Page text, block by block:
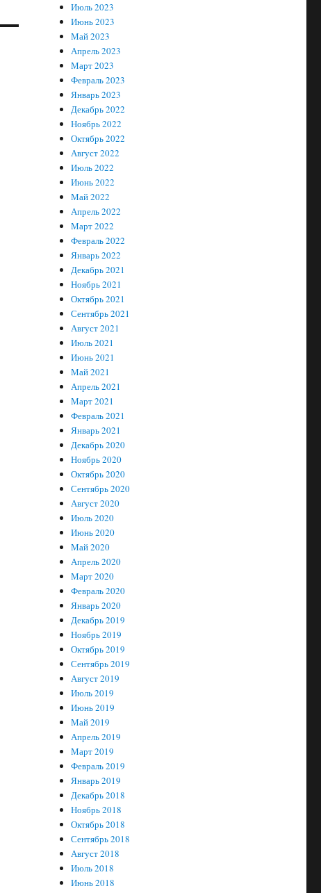
Июль 2023
Июнь 2023
Май 2023
Апрель 2023
Март 2023
Февраль 2023
Январь 2023
Декабрь 2022
Ноябрь 2022
Октябрь 2022
Август 2022
Июль 2022
Июнь 2022
Май 2022
Апрель 2022
Март 2022
Февраль 2022
Январь 2022
Декабрь 2021
Ноябрь 2021
Октябрь 2021
Сентябрь 2021
Август 2021
Июль 2021
Июнь 2021
Май 2021
Апрель 2021
Март 2021
Февраль 2021
Январь 2021
Декабрь 2020
Ноябрь 2020
Октябрь 2020
Сентябрь 2020
Август 2020
Июль 2020
Июнь 2020
Май 2020
Апрель 2020
Март 2020
Февраль 2020
Январь 2020
Декабрь 2019
Ноябрь 2019
Октябрь 2019
Сентябрь 2019
Август 2019
Июль 2019
Июнь 2019
Май 2019
Апрель 2019
Март 2019
Февраль 2019
Январь 2019
Декабрь 2018
Ноябрь 2018
Октябрь 2018
Сентябрь 2018
Август 2018
Июль 2018
Июнь 2018